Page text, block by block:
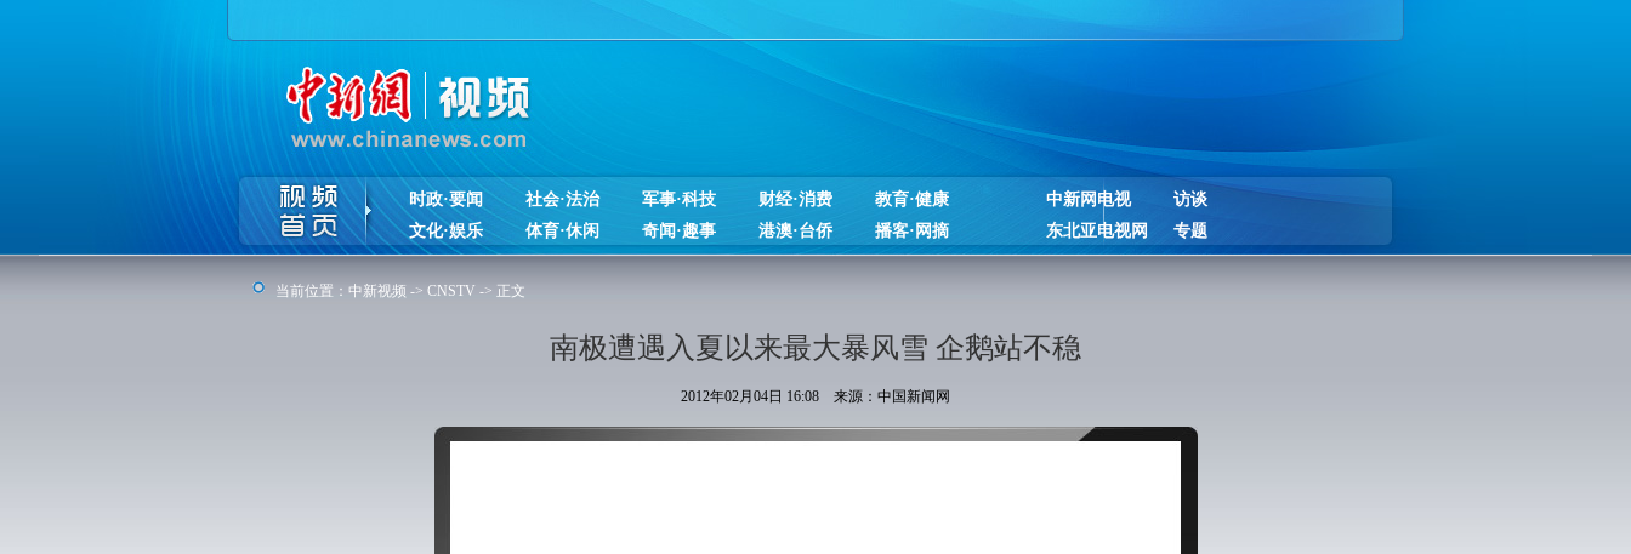
时政·要闻 社会·法治 军事·科技 财经·消费
教育·健康
文化·娱乐
体育·休闲 奇闻·趣事 港澳·台侨 播客·网摘
中新网电视
访谈
东北亚电视网
专题
当前位置： 中新视频 -> CNSTV -> 正文
南极遭遇入夏以来最大暴风雪 企鹅站不稳
2012年02月04日 16:08 来源：中国新闻网